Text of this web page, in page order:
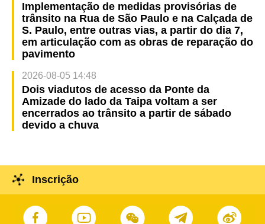
Implementação de medidas provisórias de
trânsito na Rua de São Paulo e na Calçada de
S. Paulo, entre outras vias, a partir do dia 7,
em articulação com as obras de reparação do
pavimento
2026-08-05 14:48
Dois viadutos de acesso da Ponte da
Amizade do lado da Taipa voltam a ser
encerrados ao trânsito a partir de sábado
devido a chuva
Inscrição